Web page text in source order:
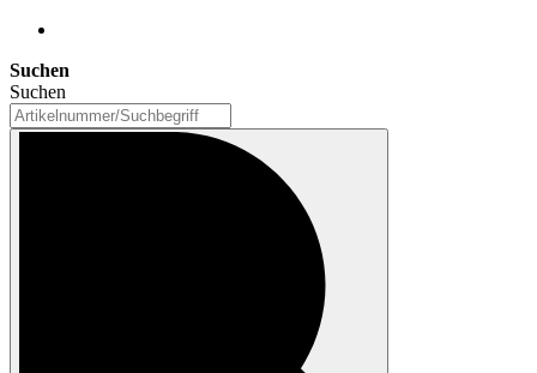
Suchen
Suchen